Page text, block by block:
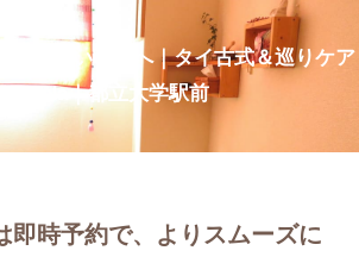
え、深い呼吸へ｜タイ古式＆巡りケア
｜都立大学駅前
即時予約で、よりスムーズに